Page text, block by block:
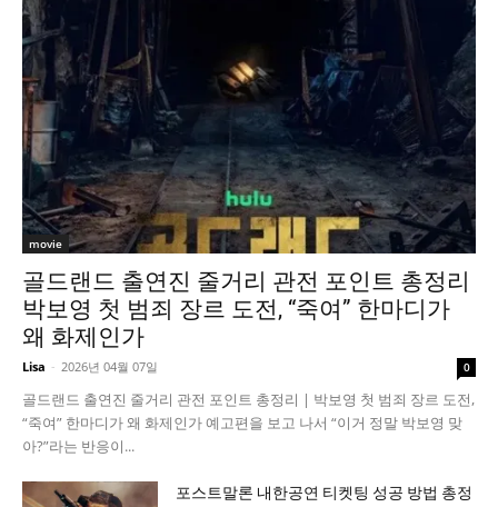
movie
골드랜드 출연진 줄거리 관전 포인트 총정리
박보영 첫 범죄 장르 도전, “죽여” 한마디가
왜 화제인가
Lisa - 2026년 04월 07일 0
골드랜드 출연진 줄거리 관전 포인트 총정리 | 박보영 첫 범죄 장르 도전,
“죽여” 한마디가 왜 화제인가 예고편을 보고 나서 “이거 정말 박보영 맞
아?”라는 반응이...
포스트말론 내한공연 티켓팅 성공 방법 총정